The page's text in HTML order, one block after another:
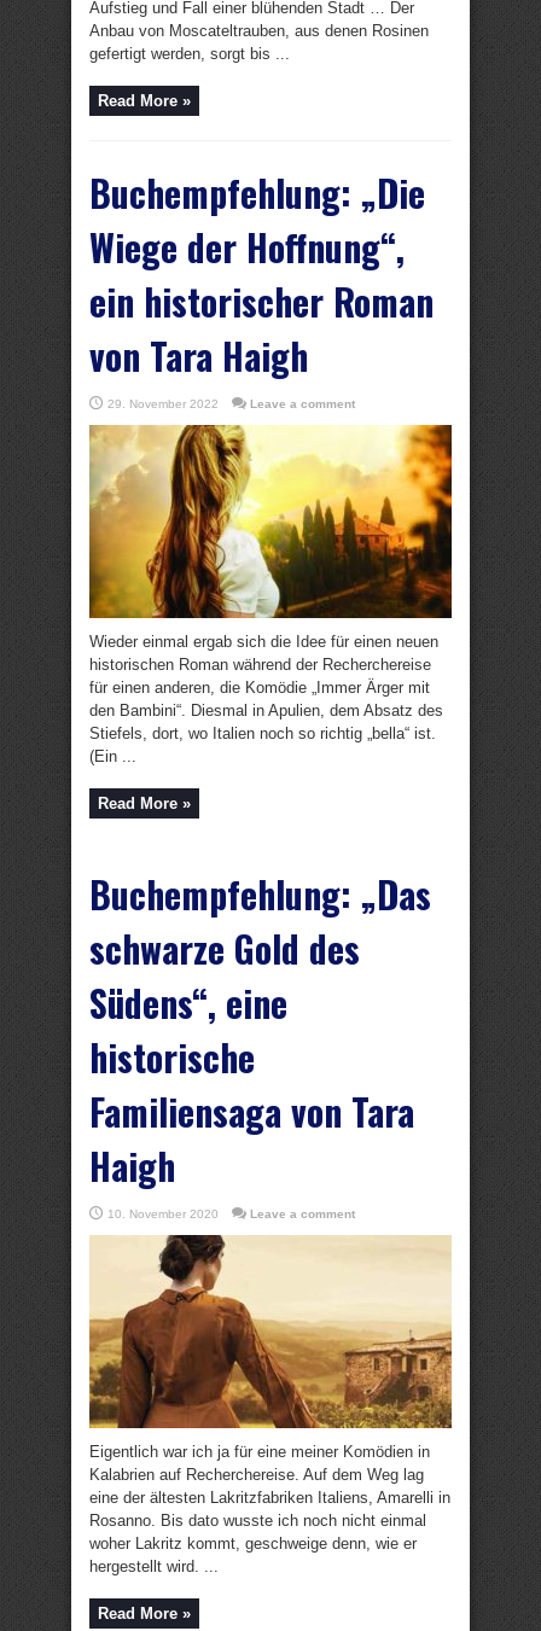
Aufstieg und Fall einer blühenden Stadt … Der
Anbau von Moscateltrauben, aus denen Rosinen
gefertigt werden, sorgt bis ...
Read More »
Buchempfehlung: „Die
Wiege der Hoffnung“,
ein historischer Roman
von Tara Haigh
29. November 2022 Leave a comment
Wieder einmal ergab sich die Idee für einen neuen
historischen Roman während der Recherchereise
für einen anderen, die Komödie „Immer Ärger mit
den Bambini“. Diesmal in Apulien, dem Absatz des
Stiefels, dort, wo Italien noch so richtig „bella“ ist.
(Ein ...
Read More »
Buchempfehlung: „Das
schwarze Gold des
Südens“, eine
historische
Familiensaga von Tara
Haigh
10. November 2020 Leave a comment
Eigentlich war ich ja für eine meiner Komödien in
Kalabrien auf Recherchereise. Auf dem Weg lag
eine der ältesten Lakritzfabriken Italiens, Amarelli in
Rosanno. Bis dato wusste ich noch nicht einmal
woher Lakritz kommt, geschweige denn, wie er
hergestellt wird. ...
Read More »